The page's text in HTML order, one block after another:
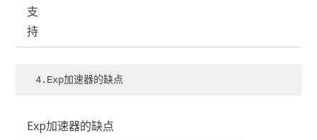
支
持
4.Exp加速器的缺点
Exp加速器的缺点